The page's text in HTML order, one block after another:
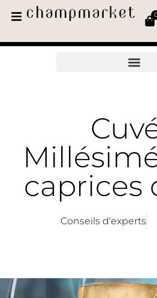
0
caprices
Conseils d'experts